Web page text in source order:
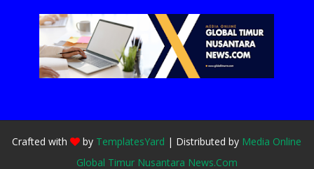
Crafted with by TemplatesYard | Distributed by Media Online
Global Timur Nusantara News.Com